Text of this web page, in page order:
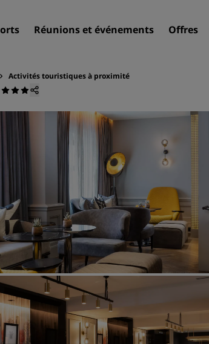
Réunions et événements Offres
Destinations
Appartements
Hôtels d'aéroport
Nouveaux et
Réunions et
Découvrez
Réservez une salle
Pour les
Solutions
Activités touristiques à proximité